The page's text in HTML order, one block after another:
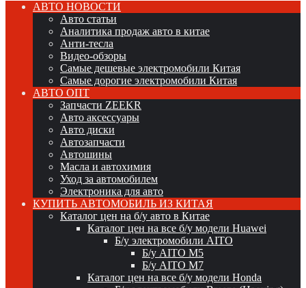
АВТО НОВОСТИ
Авто статьи
Аналитика продаж авто в китае
Анти-тесла
Видео-обзоры
Самые дешевые электромобили Китая
Самые дорогие электромобили Китая
АВТО ОПТ
Запчасти ZEEKR
Авто аксессуары
Авто диски
Автозапчасти
Автошины
Масла и автохимия
Уход за автомобилем
Электроника для авто
КУПИТЬ АВТОМОБИЛЬ ИЗ КИТАЯ
Каталог цен на б/у авто в Китае
Каталог цен на все б/у модели Huawei
Б/у электромобили AITO
Б/у AITO M5
Б/у AITO M7
Каталог цен на все б/у модели Honda